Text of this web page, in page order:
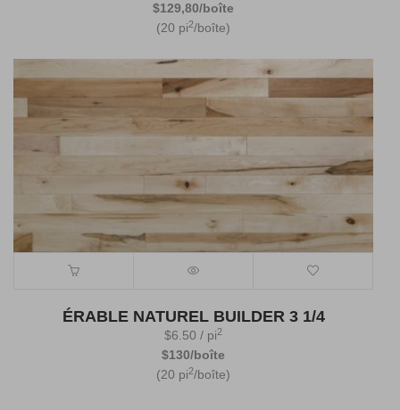
$129,80/boîte
(20 pi2/boîte)
ÉRABLE NATUREL BUILDER 3 1/4
$6.50 / pi2
$130/boîte
(20 pi2/boîte)